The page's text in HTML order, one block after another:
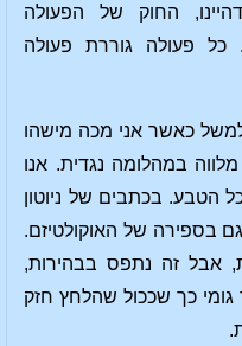
החוק של הפעולה
כל פעולה גוררת פעולה
כאשר אני מכה מישהו
במהלומה נגדית. אנו
הטבע. בכתבים של ניוטון
בספירה של האוקולטיזם.
אבל זה נתפס בבהירות,
כך שככול שהלחץ חזק